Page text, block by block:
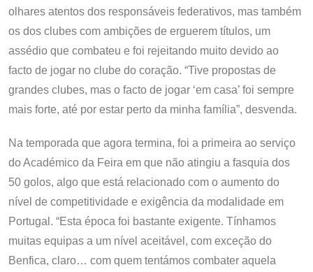
olhares atentos dos responsáveis federativos, mas também
os dos clubes com ambições de erguerem títulos, um
assédio que combateu e foi rejeitando muito devido ao
facto de jogar no clube do coração. “Tive propostas de
grandes clubes, mas o facto de jogar ‘em casa’ foi sempre
mais forte, até por estar perto da minha família”, desvenda.
Na temporada que agora termina, foi a primeira ao serviço
do Académico da Feira em que não atingiu a fasquia dos
50 golos, algo que está relacionado com o aumento do
nível de competitividade e exigência da modalidade em
Portugal. “Esta época foi bastante exigente. Tínhamos
muitas equipas a um nível aceitável, com exceção do
Benfica, claro… com quem tentámos combater aquela